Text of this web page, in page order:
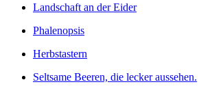
Landschaft an der Eider
Phalenopsis
Herbstastern
Seltsame Beeren, die lecker aussehen.